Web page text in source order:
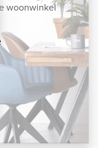
woonwinkel